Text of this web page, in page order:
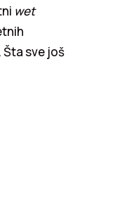
wet
sve još